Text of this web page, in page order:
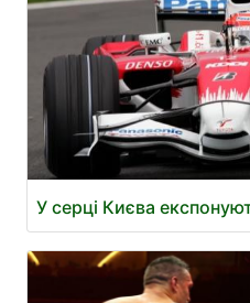
У серці Києва